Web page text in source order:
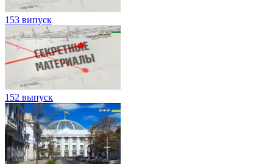
153 випуск
152 выпуск